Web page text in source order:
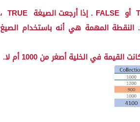
أو FALSE . إذا أرجعت الصيغة TRUE ،
المهمة هي أنه باستخدام الصيغ
في الخلية أصغر من 1000 أم لا.